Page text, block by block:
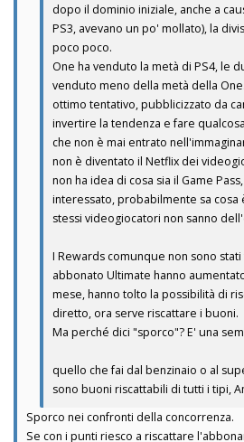
dopo il dominio iniziale, anche a
PS3, avevano un po' mollato), la
poco poco.
One ha venduto la metà di PS4, le
venduto meno della metà della
ottimo tentativo, pubblicizzato da
invertire la tendenza e fare
che non è mai entrato
non è diventato il Netflix dei
non ha idea di cosa sia il Game
interessato, probabilmente sa cosa
stessi videogiocatori non sanno
I Rewards comunque non sono
abbonato Ultimate hanno
mese, hanno tolto la possibilità di
diretto, ora serve riscattare i buoni.
Ma perché dici "sporco"? E' una
quello che fai dal benzinaio o al
sono buoni riscattabili di tutti i tipi,
Sporco nei confronti della concorrenza.
Se con i punti riesco a riscattare